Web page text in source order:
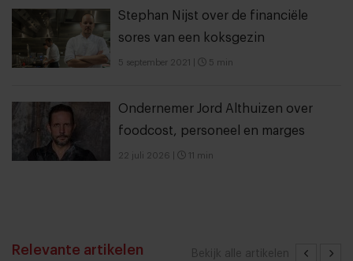
Stephan Nijst over de financiële
sores van een koksgezin
5 september 2021 5 min
Ondernemer Jord Althuizen over
foodcost, personeel en marges
22 juli 2026 11 min
Bekijk alle artikelen
Relevante artikelen